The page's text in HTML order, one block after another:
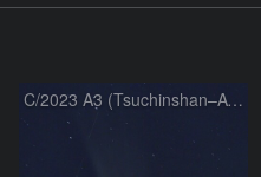
C/2023 A3 (Tsuchinshan–ATLAS)